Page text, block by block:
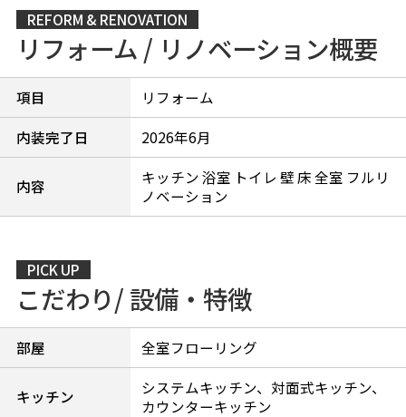
REFORM & RENOVATION
リフォーム / リノベーション概要
項目
リフォーム
内装完了日
2026年6月
内容
キッチン 浴室 トイレ 壁 床 全室 フルリ
ノベーション
PICK UP
こだわり/ 設備・特徴
部屋 全室フローリング
キッチン
システムキッチン、対面式キッチン、
カウンターキッチン